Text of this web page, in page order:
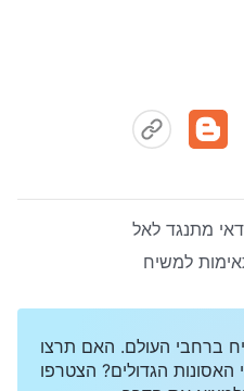
מתנגד לאל
למשיח
ברחבי העולם. האם תרצו
הגדולים? הצטרפו